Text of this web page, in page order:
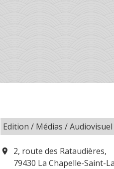
Edition / Médias / Audiovisuel
location_on
2, route des Rataudières,
79430 La Chapelle-Saint-